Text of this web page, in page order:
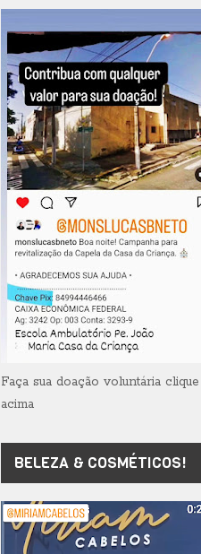
Faça sua doação voluntária clique
acima
BELEZA & COSMÉTICOS!